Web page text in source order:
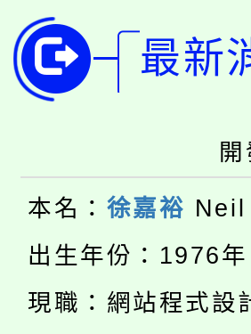
局官網。
8月14至27
開!
115年桃園
視費優惠，
半價優惠，
者。
大園自造教
份教師增能
大溪自造教
份教師研習
淨零綠生活
會
115年食農
最新
本名： 徐嘉裕 Neil
出生年份：1976年
現職：網站程式設